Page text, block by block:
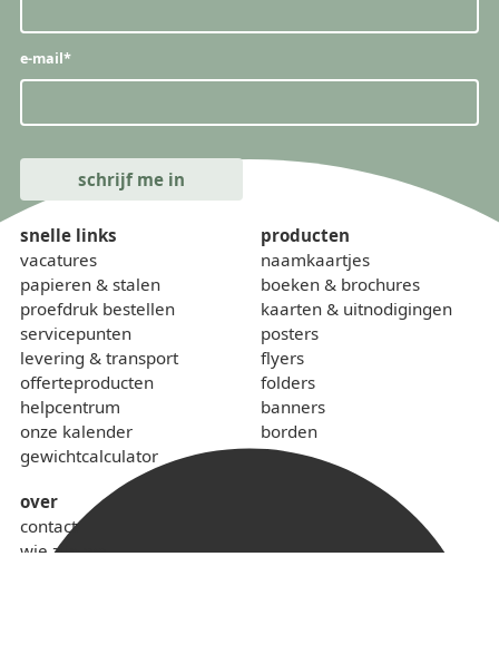
e-mail*
snelle links
vacatures
papieren & stalen
proefdruk bestellen
servicepunten
levering & transport
offerteproducten
helpcentrum
onze kalender
gewichtcalculator
over
contact
wie zijn we
producten
naamkaartjes
boeken & brochures
kaarten & uitnodigingen
posters
flyers
folders
banners
borden